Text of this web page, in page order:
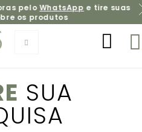
peloWhatsApp e tire suas
os produtos
SUA